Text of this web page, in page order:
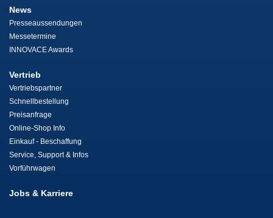
News
Presseaussendungen
Messetermine
INNOVACE Awards
Vertrieb
Vertriebspartner
Schnellbestellung
Preisanfrage
Online-Shop Info
Einkauf - Beschaffung
Service, Support & Infos
Vorführwagen
Jobs & Karriere